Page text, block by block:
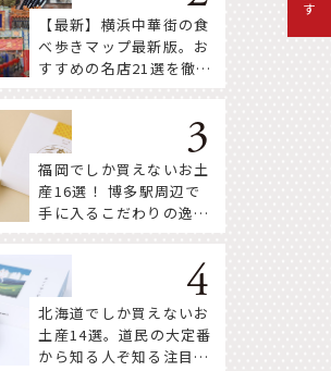
【最新】横浜中華街の食
べ歩きマップ最新版。お
すすめの名店21選を徹底
福岡でしか買えないお土
産16選！ 博多駅周辺で
手に入るこだわりの逸品
北海道でしか買えないお
土産14選。道民の大定番
から知る人ぞ知る注目株